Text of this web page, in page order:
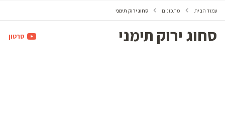
עמוד הבית מתכונים סחוג ירוק תימני
סחוג ירוק תימני סרטון